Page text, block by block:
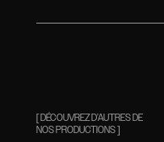
[ DÉCOUVREZ D’AUTRES DE
NOS PRODUCTIONS ]